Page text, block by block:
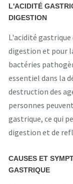
L'ACIDITÉ
DIGESTION
L'acidité
digestion et pour
bactéries
essentiel dans la
destruction des
personnes
gastrique, ce qui
digestion et de
CAUSES ET
GASTRIQUE